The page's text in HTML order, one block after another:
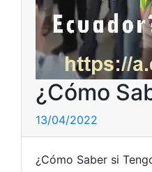
¿Cómo
13/04/2022
¿Cómo Saber si